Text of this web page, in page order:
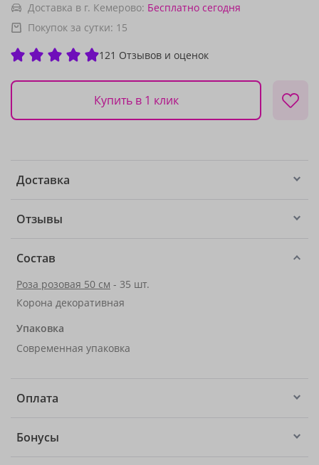
Доставка в г. Кемерово: Бесплатно сегодня
Покупок за сутки: 15
121 Отзывов и оценок
Купить в 1 клик
Доставка
Отзывы
Состав
Роза розовая 50 см - 35 шт.
Корона декоративная
Упаковка
Современная упаковка
Оплата
Бонусы